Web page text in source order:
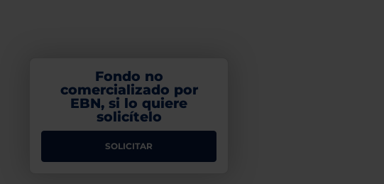
Fondo no
comercializado por
EBN, si lo quiere
solicítelo
SOLICITAR